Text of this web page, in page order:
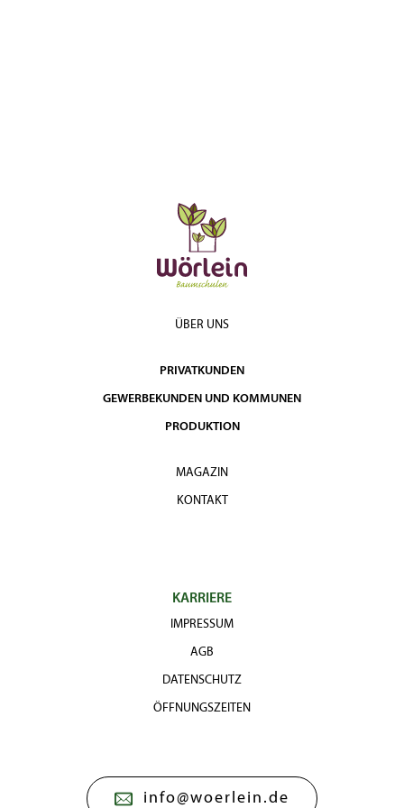
ÜBER UNS
PRIVATKUNDEN
GEWERBEKUNDEN UND KOMMUNEN
PRODUKTION
MAGAZIN
KONTAKT
KARRIERE
IMPRESSUM
AGB
DATENSCHUTZ
ÖFFNUNGSZEITEN
info@woerlein.de